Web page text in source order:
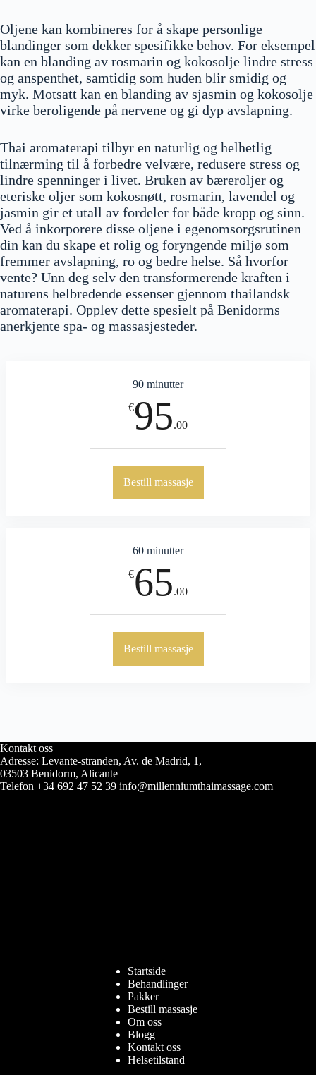
Oljene kan kombineres for å skape personlige
blandinger som dekker spesifikke behov. For eksempel
kan en blanding av rosmarin og kokosolje lindre stress
og anspenthet, samtidig som huden blir smidig og
myk. Motsatt kan en blanding av sjasmin og kokosolje
virke beroligende på nervene og gi dyp avslapning.
Thai aromaterapi tilbyr en naturlig og helhetlig
tilnærming til å forbedre velvære, redusere stress og
lindre spenninger i livet. Bruken av bæreroljer og
eteriske oljer som kokosnøtt, rosmarin, lavendel og
jasmin gir et utall av fordeler for både kropp og sinn.
Ved å inkorporere disse oljene i egenomsorgsrutinen
din kan du skape et rolig og foryngende miljø som
fremmer avslapning, ro og bedre helse. Så hvorfor
vente? Unn deg selv den transformerende kraften i
naturens helbredende essenser gjennom thailandsk
aromaterapi. Opplev dette spesielt på Benidorms
anerkjente spa- og massasjesteder.
90 minutter
€95.00
Bestill massasje
60 minutter
€65.00
Bestill massasje
Kontakt oss
Adresse: Levante-stranden, Av. de Madrid, 1,
03503 Benidorm, Alicante
Telefon +34 692 47 52 39 info@millenniumthaimassage.com
Startside
Behandlinger
Pakker
Bestill massasje
Om oss
Blogg
Kontakt oss
Helsetilstand